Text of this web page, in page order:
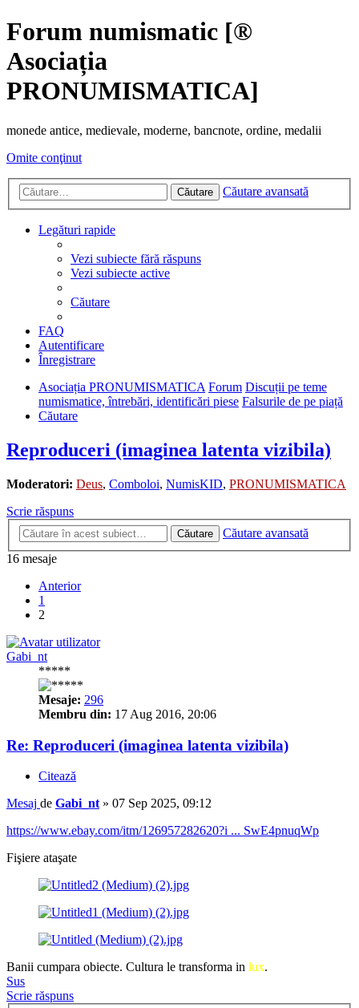
Forum numismatic [®
Asociația
PRONUMISMATICA]
monede antice, medievale, moderne, bancnote, ordine, medalii
Omite conţinut
Căutare Căutare avansată
Legături rapide
Vezi subiecte fără răspuns
Vezi subiecte active
Căutare
FAQ
Autentificare
Înregistrare
Asociația PRONUMISMATICA Forum Discuții pe teme
numismatice, întrebări, identificări piese Falsurile de pe piață
Căutare
Reproduceri (imaginea latenta vizibila)
Moderatori: Deus, Comboloi, NumisKID, PRONUMISMATICA
Scrie răspuns
Căutare
Căutare avansată
16 mesaje
Anterior
1
2
Gabi_nt
*****
Mesaje: 296
Membru din: 17 Aug 2016, 20:06
Re: Reproduceri (imaginea latenta vizibila)
Citează
Mesaj de Gabi_nt » 07 Sep 2025, 09:12
https://www.ebay.com/itm/126957282620?i ... SwE4pnuqWp
Fişiere ataşate
Banii cumpara obiecte. Cultura le transforma in lux.
Sus
Scrie răspuns